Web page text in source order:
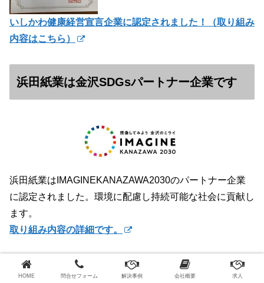
いしかわ健康経営宣言企業に認定されました！（取り組み
内容はこちら）
浜田紙業は金沢SDGsパートナー企業です
浜田紙業はIMAGINEKANAZAWA2030のパートナー企業
に認定されました。環境に配慮し持続可能な社会に貢献し
ます。
取り組み内容の詳細です。
YOUTUBEはこちらです
HOME 問合せフォーム 解決事例 会社概要 求人